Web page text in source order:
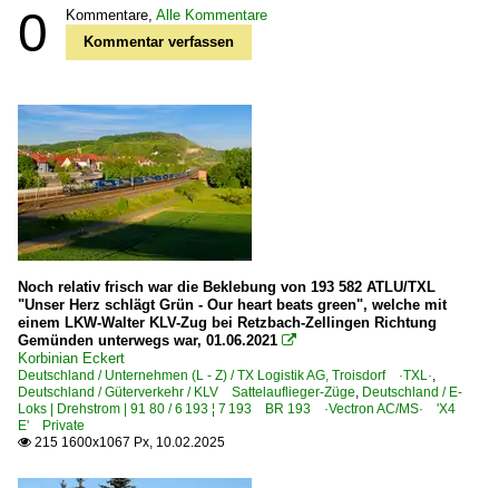
0 Kommentare, Alle Kommentare
Kommentar verfassen
Noch relativ frisch war die Beklebung von 193 582 ATLU/TXL
"Unser Herz schlägt Grün - Our heart beats green", welche mit
einem LKW-Walter KLV-Zug bei Retzbach-Zellingen Richtung
Gemünden unterwegs war, 01.06.2021 
Korbinian Eckert
Deutschland / Unternehmen (L - Z) / TX Logistik AG, Troisdorf ·TXL·,
Deutschland / Güterverkehr / KLV Sattelauflieger-Züge, Deutschland / E-
Loks | Drehstrom | 91 80 / 6 193 ¦ 7 193 BR 193 ·Vectron AC/MS· 'X4
E' Private
 215 1600x1067 Px, 10.02.2025